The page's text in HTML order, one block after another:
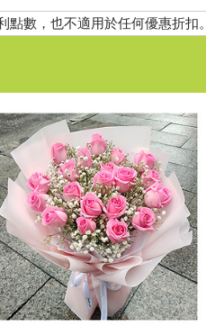
數，也不適用於任何優惠折扣。